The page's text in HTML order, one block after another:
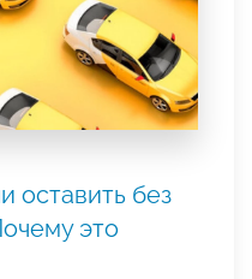
оставить без
это